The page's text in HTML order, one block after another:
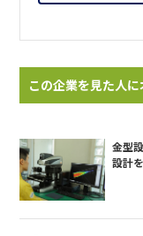
この企業を見た人
金型
設計